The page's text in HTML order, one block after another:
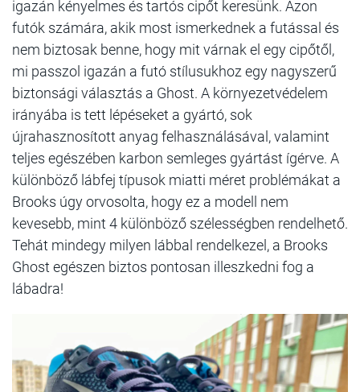
igazán kényelmes és tartós cipőt keresünk. Azon
futók számára, akik most ismerkednek a futással és
nem biztosak benne, hogy mit várnak el egy cipőtől,
mi passzol igazán a futó stílusukhoz egy nagyszerű
biztonsági választás a Ghost. A környezetvédelem
irányába is tett lépéseket a gyártó, sok
újrahasznosított anyag felhasználásával, valamint
teljes egészében karbon semleges gyártást ígérve. A
különböző lábfej típusok miatti méret problémákat a
Brooks úgy orvosolta, hogy ez a modell nem
kevesebb, mint 4 különböző szélességben rendelhető.
Tehát mindegy milyen lábbal rendelkezel, a Brooks
Ghost egészen biztos pontosan illeszkedni fog a
lábadra!